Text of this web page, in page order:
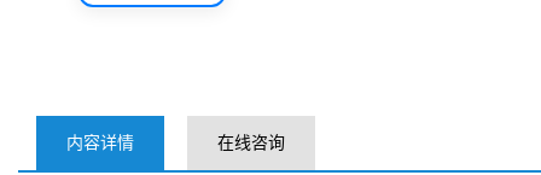
内容详情 在线咨询